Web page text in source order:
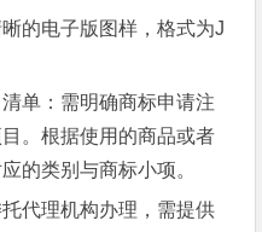
的电子版图样，格式为J
单：需明确商标申请注
。根据使用的商品或者
的类别与商标小项。
代理机构办理，需提供